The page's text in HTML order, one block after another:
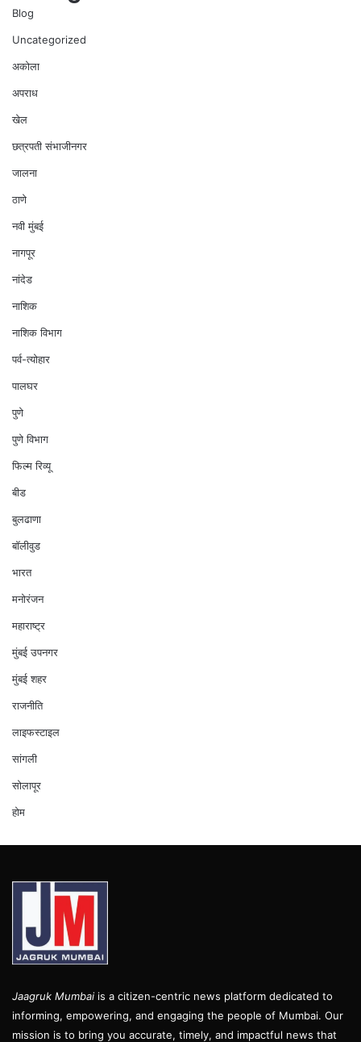
Blog
Uncategorized
अकोला
अपराध
खेल
छत्रपती संभाजीनगर
जालना
ठाणे
नवी मुंबई
नागपूर
नांदेड
नाशिक
नाशिक विभाग
पर्व-त्योहार
पालघर
पुणे
पुणे विभाग
फिल्म रिव्यू
बीड
बुलढाणा
बॉलीवुड
भारत
मनोरंजन
महाराष्ट्र
मुंबई उपनगर
मुंबई शहर
राजनीति
लाइफस्टाइल
सांगली
सोलापूर
होम
Jaagruk Mumbai is a citizen-centric news platform dedicated to
informing, empowering, and engaging the people of Mumbai. Our
mission is to bring you accurate, timely, and impactful news that